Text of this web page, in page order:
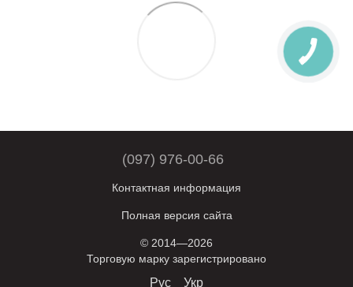
(097) 976-00-66
Контактная информация
Полная версия сайта
© 2014—2026
Торговую марку зарегистрировано
Рус Укр